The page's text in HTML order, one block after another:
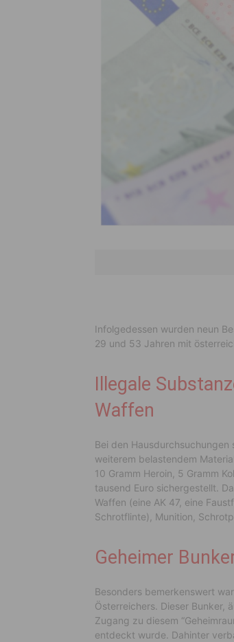
Infolgedessen wurden neun
29 und 53 Jahren mit
Illegale
Waffen
Bei den
weiterem belastendem
10 Gramm Heroin, 5 Gramm
tausend Euro sichergestellt.
Waffen (eine AK 47, eine
Schrotflinte), Munition,
Geheimer
Besonders bemerkenswert
Österreichers. Dieser Bunker,
Zugang zu diesem
entdeckt wurde. Dahinter